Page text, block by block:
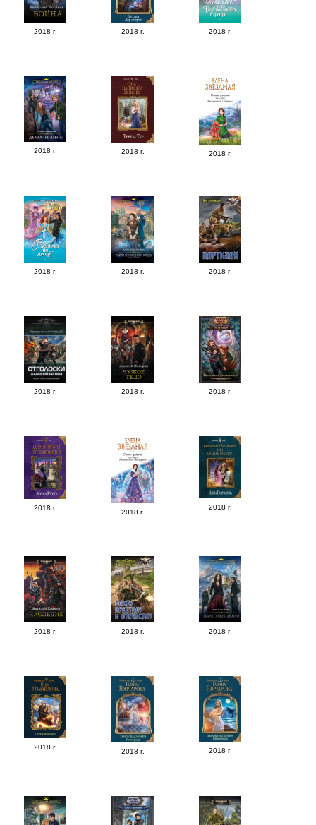
2018 г. 2018 г. 2018 г.
2018 г. 2018 г. 2018 г.
2018 г. 2018 г. 2018 г.
2018 г. 2018 г. 2018 г.
2018 г.
2018 г.
2018 г.
2018 г. 2018 г. 2018 г.
2018 г.
2018 г. 2018 г.